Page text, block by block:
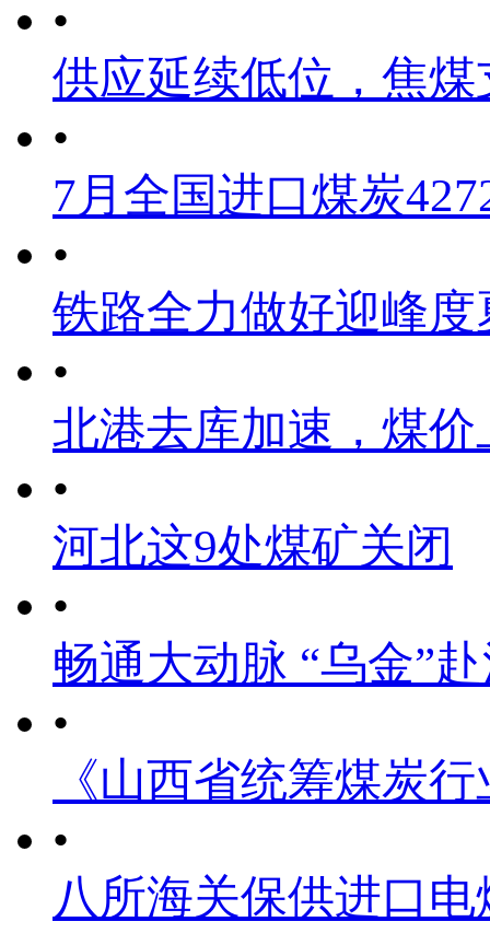
•
供应延续低位，焦煤
•
7月全国进口煤炭
•
铁路全力做好迎峰
•
北港去库加速，煤
•
河北这9处煤矿关闭
•
畅通大动脉 “乌金”
•
《山西省统筹煤炭
•
八所海关保供进口